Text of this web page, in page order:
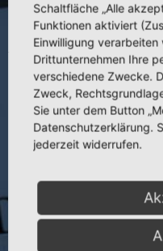
4.096
Titel:
Veranstaltung:Wiss. Sitzung
Wien |
Veranstaltungsdatum:
Schaltfläche „Alle
Funktionen aktiviert
Einwilligung
Drittunternehmen Ihre
verschiedene Zwecke.
Zweck,
Sie unter dem Button
Datenschutzerklärung.
jederzeit widerrufen.